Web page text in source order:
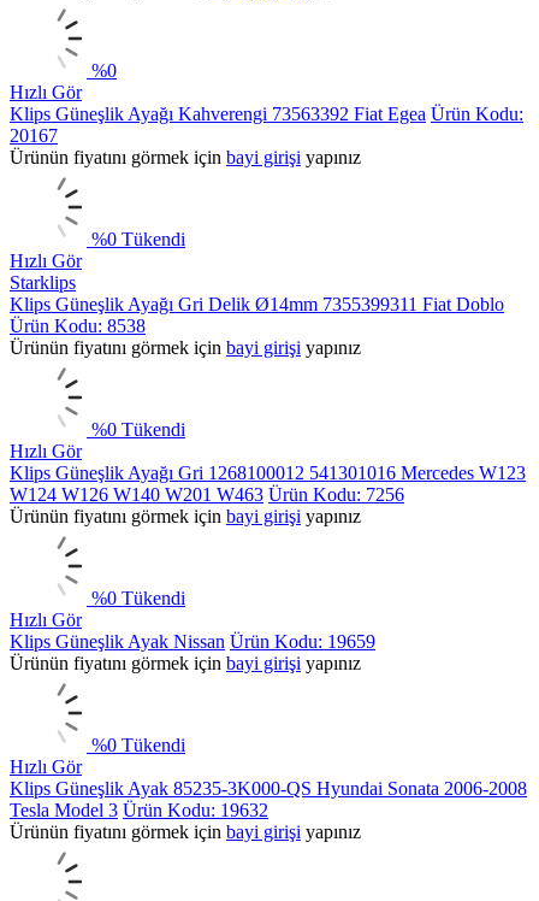
%0
Hızlı Gör
Klips Güneşlik Ayağı Kahverengi 73563392 Fiat Egea Ürün Kodu:
20167
Ürünün fiyatını görmek için bayi girişi yapınız
%0 Tükendi
Hızlı Gör
Starklips
Klips Güneşlik Ayağı Gri Delik Ø14mm 7355399311 Fiat Doblo
Ürün Kodu: 8538
Ürünün fiyatını görmek için bayi girişi yapınız
%0 Tükendi
Hızlı Gör
Klips Güneşlik Ayağı Gri 1268100012 541301016 Mercedes W123
W124 W126 W140 W201 W463 Ürün Kodu: 7256
Ürünün fiyatını görmek için bayi girişi yapınız
%0 Tükendi
Hızlı Gör
Klips Güneşlik Ayak Nissan Ürün Kodu: 19659
Ürünün fiyatını görmek için bayi girişi yapınız
%0 Tükendi
Hızlı Gör
Klips Güneşlik Ayak 85235-3K000-QS Hyundai Sonata 2006-2008
Tesla Model 3 Ürün Kodu: 19632
Ürünün fiyatını görmek için bayi girişi yapınız